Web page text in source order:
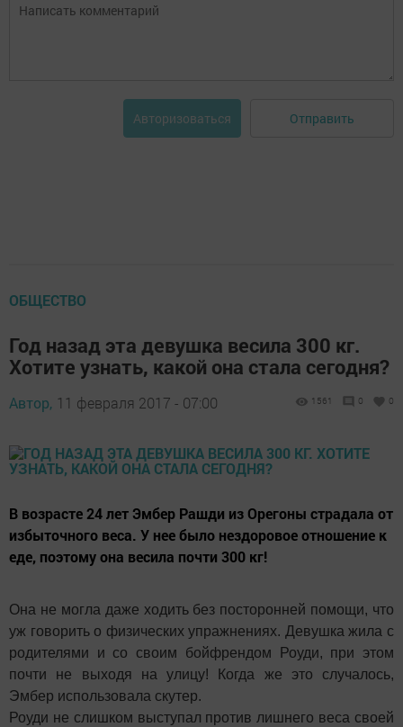
Авторизоваться Отправить
ОБЩЕСТВО
Год назад эта девушка весила 300 кг.
Хотите узнать, какой она стала сегодня?
Автор, 11 февраля 2017 - 07:00 1561 0 0
В возрасте 24 лет Эмбер Рашди из Орегоны страдала от
избыточного веса. У нее было нездоровое отношение к
еде, поэтому она весила почти 300 кг!
Она не могла даже ходить без посторонней помощи, что
уж говорить о физических упражнениях. Девушка жила с
родителями и со своим бойфрендом Роуди, при этом
почти не выходя на улицу! Когда же это случалось,
Эмбер использовала скутер.
Роуди не слишком выступал против лишнего веса своей